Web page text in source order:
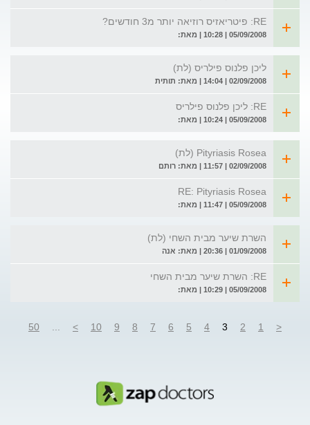
RE: פיטריאזיס רוזיאה יותר מ3 חודשים?
05/09/2008 | 10:28 | מאת:
ליכן פלנוס פילריס (לת)
02/09/2008 | 14:04 | מאת: תותית
RE: ליכן פלנוס פילריס
05/09/2008 | 10:24 | מאת:
Pityriasis Rosea (לת)
02/09/2008 | 11:57 | מאת: רותם
RE: Pityriasis Rosea
05/09/2008 | 11:47 | מאת:
השרת שיער מבית השחי (לת)
01/09/2008 | 20:36 | מאת: אנה
RE: השרת שיער מבית השחי
05/09/2008 | 10:29 | מאת:
<
1
2
3
4
5
6
7
8
9
10
>
50